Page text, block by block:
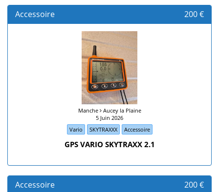
Accessoire 200 €
Manche Aucey la Plaine
5 Juin 2026
Vario
SKYTRAXXX Accessoire
GPS VARIO SKYTRAXX 2.1
Accessoire 200 €